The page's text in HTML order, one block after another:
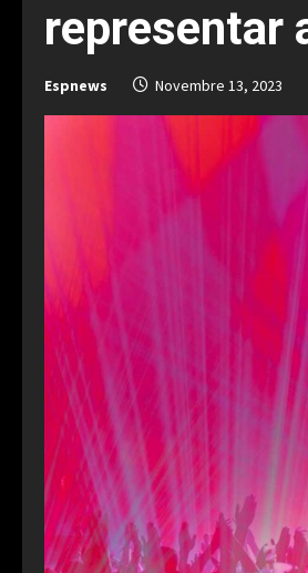
representar
Espnews Novembre 13, 2023